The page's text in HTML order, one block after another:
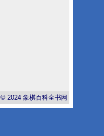
© 2024 象棋百科全书网